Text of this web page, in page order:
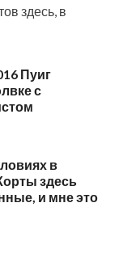
здесь, в
Пуиг
с
в
здесь
и мне это